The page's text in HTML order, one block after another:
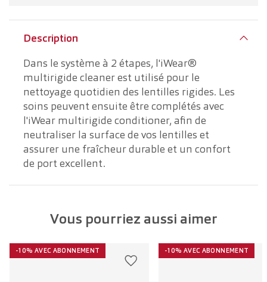
Description
Dans le système à 2 étapes, l'iWear®
multirigide cleaner est utilisé pour le
nettoyage quotidien des lentilles rigides. Les
soins peuvent ensuite être complétés avec
l'iWear multirigide conditioner, afin de
neutraliser la surface de vos lentilles et
assurer une fraîcheur durable et un confort
de port excellent.
Vous pourriez aussi aimer
-10% AVEC ABONNEMENT -10% AVEC ABONNEMENT